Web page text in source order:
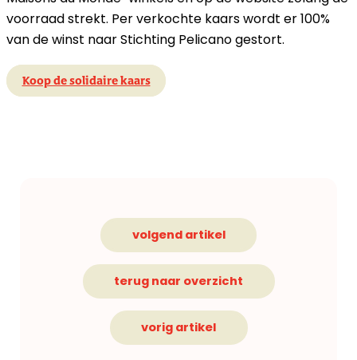
voorraad strekt. Per verkochte kaars wordt er 100%
van de winst naar Stichting Pelicano gestort.
Koop de solidaire kaars
volgend artikel
terug naar overzicht
vorig artikel